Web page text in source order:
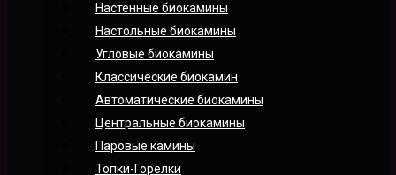
Настенные биокамины
Настoльные биокамины
Угловые биокамины
Классические биокамин
Автоматические биокамины
Центральные биокамины
Паровые камины
Топки-Горелки